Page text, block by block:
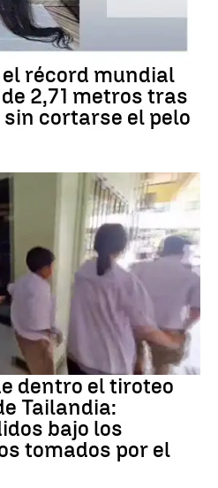
récord mundial
2,71 metros tras
cortarse el pelo
dentro el tiroteo
Tailandia:
bajo los
tomados por el